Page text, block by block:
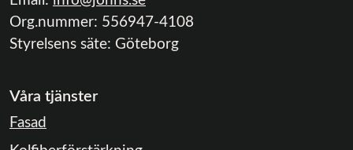
Org.nummer: 556947-4108
Styrelsens säte: Göteborg
Våra tjänster
Fasad